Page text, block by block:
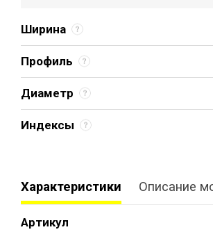
Ширина
Профиль
Диаметр
Индексы
Характеристики Описание
Артикул